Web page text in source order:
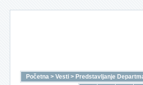
Početna > Vesti > Predstavljanje